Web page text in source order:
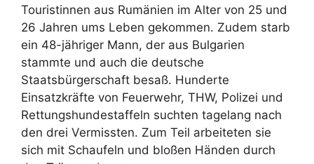
Touristinnen aus Rumänien im Alter von 25 und
26 Jahren ums Leben gekommen. Zudem starb
ein 48-jähriger Mann, der aus Bulgarien
stammte und auch die deutsche
Staatsbürgerschaft besaß. Hunderte
Einsatzkräfte von Feuerwehr, THW, Polizei und
Rettungshundestaffeln suchten tagelang nach
den drei Vermissten. Zum Teil arbeiteten sie
sich mit Schaufeln und bloßen Händen durch